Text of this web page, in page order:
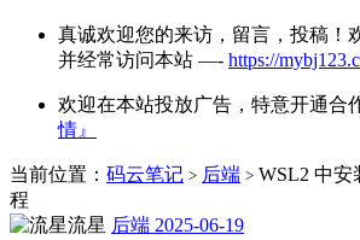
真诚欢迎您的来访，留言，投稿！
并经常访问本站 —- https://
欢迎在本站投放广告，特意开通合
情』
当前位置： 码云笔记 > 后端 > WSL2 中安
程
流星 后端 2025-06-19